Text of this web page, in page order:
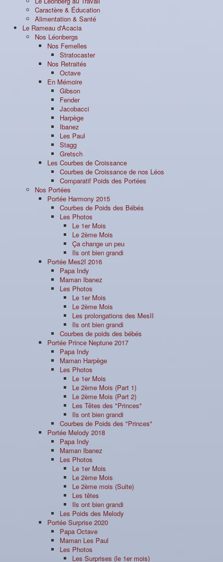
Caractère & Éducation
Alimentation & Santé
Le Rameau d'Acacia
Nos Léonbergs
Nos Femelles
Stratocaster
Nos Retraités
Octave
En Mémoire
Gibson
Fender
Jacobacci
Harpège
Ibanez
Les Paul
Stagg
Gretsch
Les Courbes de Croissance
Courbes de Croissance de nos Léos
Comparatif Poids des Portées
Nos Portées
Portée Harmony 2015
Courbes de Poids des Bébés
Les Photos
Le 1er Mois
Le 2ème Mois
Ça change un peu
Ils ont bien grandi
Portée Mes2I 2016
Papa Indy
Maman Ibanez
Les Photos
Le 1er Mois
Le 2ème Mois
Les prolongations des MesII
Ils ont bien grandi
Courbes de poids des bébés
Portée Prince Neptune 2017
Papa Indy
Maman Harpège
Les Photos
Le 1er Mois
Le 2ème Mois (Part 1)
Le 2ème Mois (Part 2)
Les Têtes des "Princes"
Ils ont bien grandi
Courbes de Poids des "Princes"
Portée Melody 2018
Papa Indy
Maman Ibanez
Les Photos
Le 1er Mois
Le 2ème Mois
Le 2ème mois (Suite)
Les têtes
Ils ont bien grandi
Les Poids des Melody
Portée Surprise 2020
Papa Octave
Maman Les Paul
Les Photos
Les Surprises (le 1er mois)